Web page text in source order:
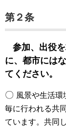
第２条
参加、出役
に、都市には
てください。
〇 風景や生活
毎に行われる共
ています。共同